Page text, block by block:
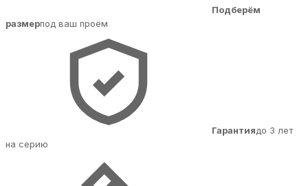
Подберём
размерпод ваш проём
Гарантиядо 3 лет
на серию